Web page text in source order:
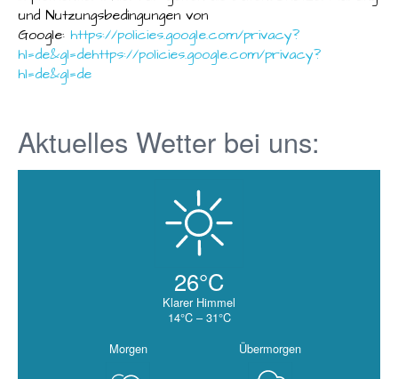
und Nutzungsbedingungen von
Google: https://policies.google.com/privacy?
hl=de&gl=dehttps://policies.google.com/privacy?
hl=de&gl=de
Aktuelles Wetter bei uns:
26°C
Klarer Himmel
14°C – 31°C
Morgen
Übermorgen